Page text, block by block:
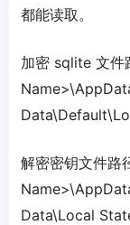
都能读取。
加密 sqlite 文件
解密密钥文件路
Data\Local